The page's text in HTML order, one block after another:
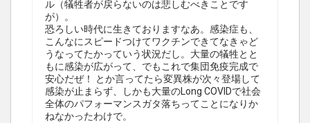
ル（犠牲者が戻らないのは悲しむべきことです
が）。
恐ろしい時代に生きておりますなあ。感染症も、
こんなにスピードつけてワクチンできてなきゃど
うなってたかっていう状況だし。大量の犠牲とと
もに感染が広がって、でもこれで集団免疫完成で
安心だぜ！ とか言ってたら変異株が次々登場して
感染が止まらず、しかも大量のLong COVIDで社会
全体のパフォーマンスガタ落ちってことになりか
ねなかったわけで。